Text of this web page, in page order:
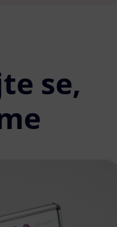
se,